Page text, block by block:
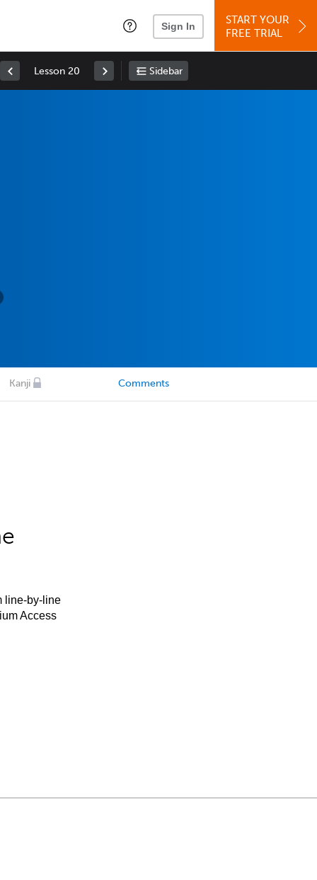
Sign In
START YOUR
FREE TRIAL
Lesson 20 Sidebar
Kanji Comments
line-by-line
Access